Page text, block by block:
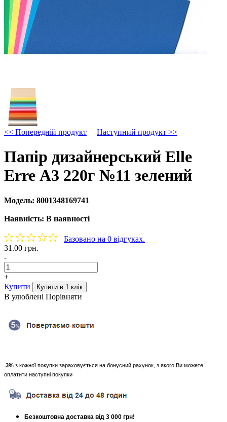
<< Попередній продукт Наступний продукт >>
Папір дизайнерський Elle
Erre А3 220г №11 зелений
Модель: 8001348169741
Наявність: В наявності
Базовано на 0 відгуках.
31.00 грн.
-
+
Купити
В улюблені Порівняти
3% з кожної покупки зараховується на бонусний рахунок, з якого Ви можете
оплатити наступні покупки
Безкоштовна доставка від 3 000 грн!